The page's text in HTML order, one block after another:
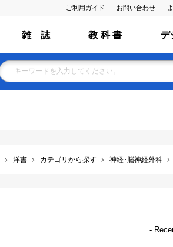
ご利用ガイド お問い合わせ
雑 誌 教 科 書 デ
洋書 カテゴリから探す 神経･脳神経外科
-